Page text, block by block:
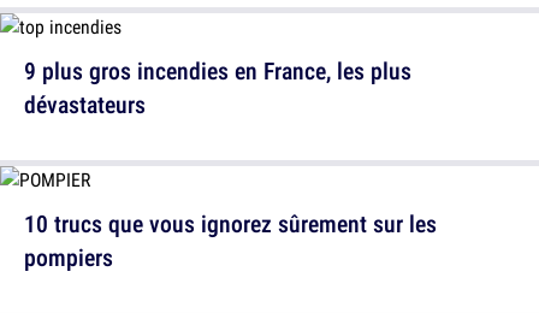
9 plus gros incendies en France, les plus
dévastateurs
10 trucs que vous ignorez sûrement sur les
pompiers